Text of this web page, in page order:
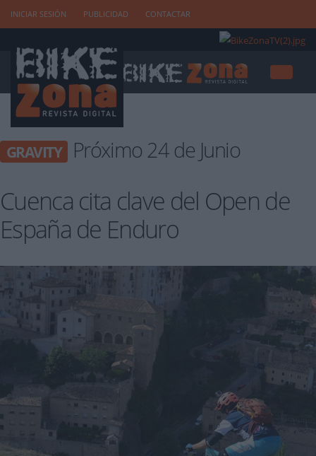
INICIAR SESIÓN PUBLICIDAD CONTACTAR
GRAVITY Próximo 24 de Junio
Cuenca cita clave del Open de
España de Enduro